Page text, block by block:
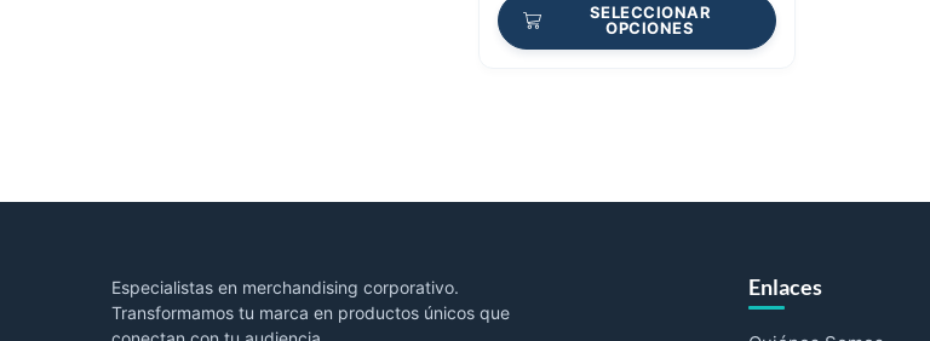
SELECCIONAR
OPCIONES
Especialistas en merchandising corporativo.
Transformamos tu marca en productos únicos que
Enlaces